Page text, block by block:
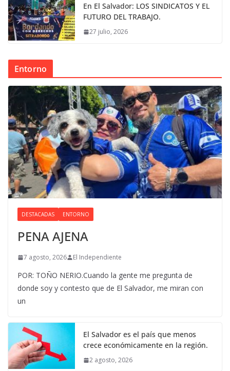
En El Salvador: LOS SINDICATOS Y EL
FUTURO DEL TRABAJO.
27 julio, 2026
Entorno
DESTACADAS ENTORNO
PENA AJENA
7 agosto, 2026 El Independiente
POR: TOÑO NERIO.Cuando la gente me pregunta de
donde soy y contesto que de El Salvador, me miran con
un
El Salvador es el país que menos
crece económicamente en la región.
2 agosto, 2026